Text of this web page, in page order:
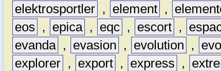
elektrosportler , element ,
eos
, epica , eqc , escort ,
evanda , evasion , evolution ,
explorer , export , express ,